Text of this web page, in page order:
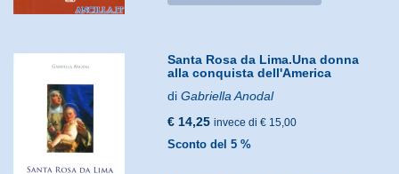
Santa Rosa da Lima.Una donna
alla conquista dell'America
diGabriella Anodal
€ 14,25 invece di € 15,00
Sconto del 5 %